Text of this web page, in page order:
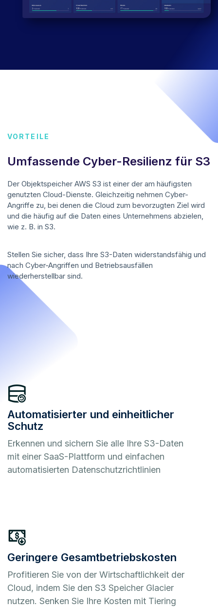
VORTEILE
Umfassende Cyber-Resilienz für S3
Der Objektspeicher AWS S3 ist einer der am häufigsten
genutzten Cloud-Dienste. Gleichzeitig nehmen Cyber-
Angriffe zu, bei denen die Cloud zum bevorzugten Ziel wird
und die häufig auf die Daten eines Unternehmens abzielen,
wie z. B. in S3.
Stellen Sie sicher, dass Ihre S3-Daten widerstandsfähig und
nach Cyber-Angriffen und Betriebsausfällen
wiederherstellbar sind.
Automatisierter und einheitlicher
Schutz
Erkennen und sichern Sie alle Ihre S3-Daten
mit einer SaaS-Plattform und einfachen
automatisierten Datenschutzrichtlinien
Geringere Gesamtbetriebskosten
Profitieren Sie von der Wirtschaftlichkeit der
Cloud, indem Sie den S3 Speicher Glacier
nutzen. Senken Sie Ihre Kosten mit Tiering